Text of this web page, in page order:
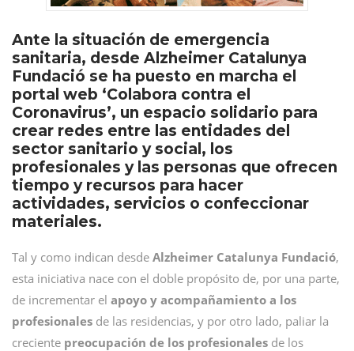
Ante la situación de emergencia
sanitaria, desde Alzheimer Catalunya
Fundació se ha puesto en marcha el
portal web ‘Colabora contra el
Coronavirus’, un espacio solidario para
crear redes entre las entidades del
sector sanitario y social, los
profesionales y las personas que ofrecen
tiempo y recursos para hacer
actividades, servicios o confeccionar
materiales.
Tal y como indican desde Alzheimer Catalunya Fundació,
esta iniciativa nace con el doble propósito de, por una parte,
de incrementar el apoyo y acompañamiento a los
profesionales de las residencias, y por otro lado, paliar la
creciente preocupación de los profesionales de los